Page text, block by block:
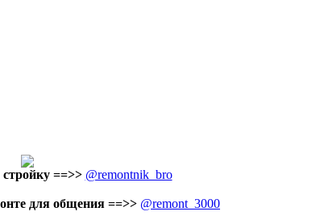
==>> @remontnik_bro
для общения ==>> @remont_3000